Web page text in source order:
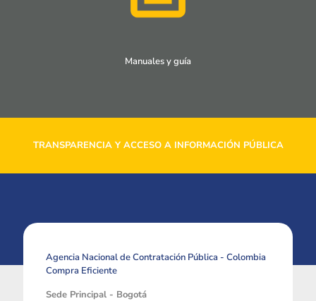
Manuales y guía
TRANSPARENCIA Y ACCESO A INFORMACIÓN PÚBLICA
Agencia Nacional de Contratación Pública - Colombia
Compra Eficiente
Sede Principal - Bogotá